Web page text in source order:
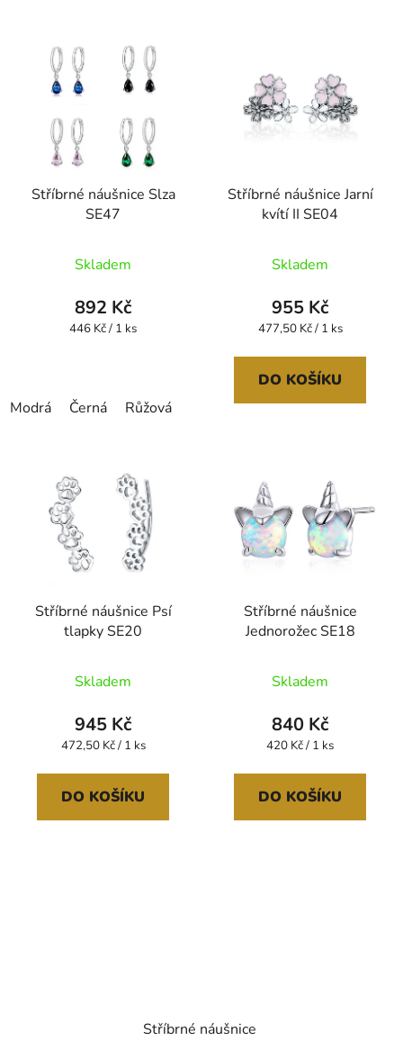
Stříbrné náušnice Slza
SE47
Skladem
892 Kč
Měrná
446 Kč / 1 ks
Modrá Černá Růžová
Stříbrné náušnice Jarní
kvítí II SE04
Skladem
955 Kč
Měrná
477,50 Kč / 1 ks
DO KOŠÍKU
Stříbrné náušnice Psí
tlapky SE20
Skladem
945 Kč
Měrná
472,50 Kč / 1 ks
DO KOŠÍKU
Stříbrné náušnice
Jednorožec SE18
Skladem
840 Kč
Měrná
420 Kč / 1 ks
DO KOŠÍKU
Stříbrné náušnice